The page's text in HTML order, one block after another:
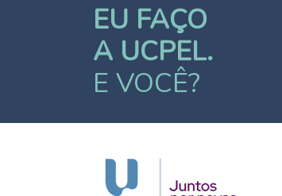
EU FAÇO
A UCPEL.
E VOCÊ?